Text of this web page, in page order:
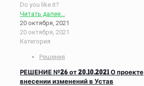
Do you like it?
Читать далее...
20 октября, 2021
20 октября, 2021
Категория
Решения
РЕШЕНИЕ №26 от 20.10.2021 О проекте
внесении изменений в Устав